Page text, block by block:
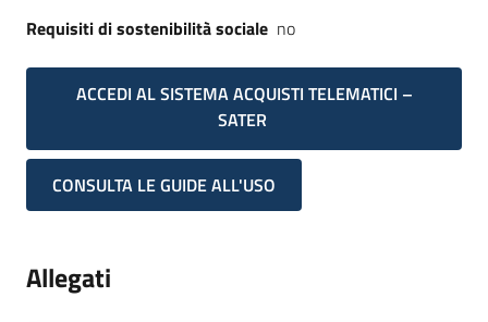
Requisiti di sostenibilità sociale no
ACCEDI AL SISTEMA ACQUISTI TELEMATICI –
SATER
CONSULTA LE GUIDE ALL'USO
Allegati